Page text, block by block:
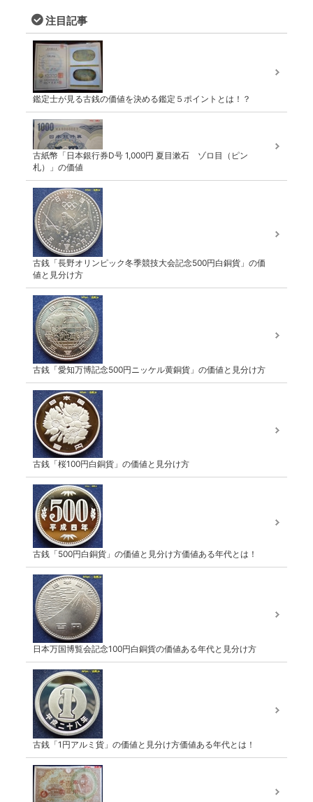
注目記事
鑑定士が見る古銭の価値を決める鑑定５ポイントとは！？
古紙幣「日本銀行券D号 1,000円 夏目漱石 ゾロ目（ピン
札）」の価値
古銭「長野オリンピック冬季競技大会記念500円白銅貨」の価
値と見分け方
古銭「愛知万博記念500円ニッケル黄銅貨」の価値と見分け方
古銭「桜100円白銅貨」の価値と見分け方
古銭「500円白銅貨」の価値と見分け方価値ある年代とは！
日本万国博覧会記念100円白銅貨の価値ある年代と見分け方
古銭「1円アルミ貨」の価値と見分け方価値ある年代とは！